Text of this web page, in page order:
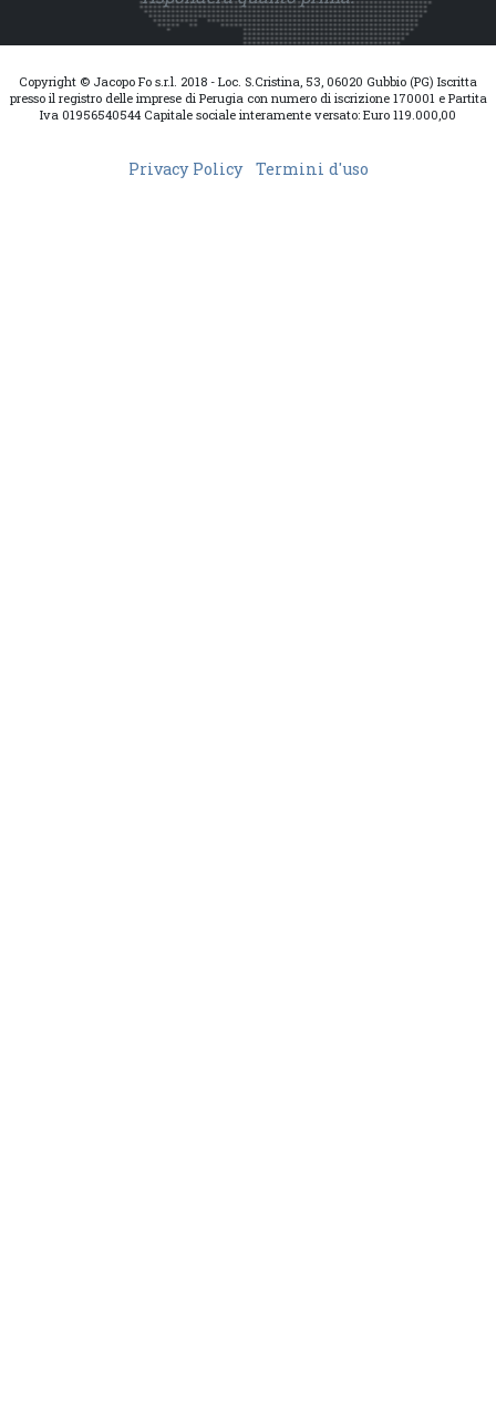
Copyright © Jacopo Fo s.r.l. 2018 - Loc. S.Cristina, 53, 06020 Gubbio (PG) Iscritta
presso il registro delle imprese di Perugia con numero di iscrizione 170001 e Partita
Iva 01956540544 Capitale sociale interamente versato: Euro 119.000,00
Privacy Policy Termini d'uso